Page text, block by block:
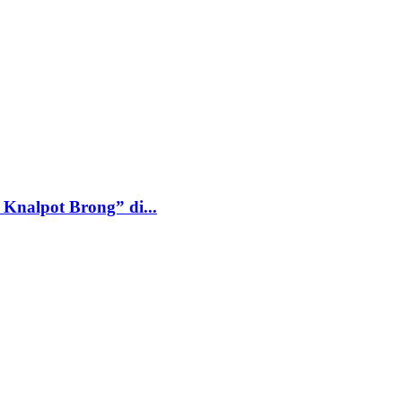
Knalpot Brong” di...